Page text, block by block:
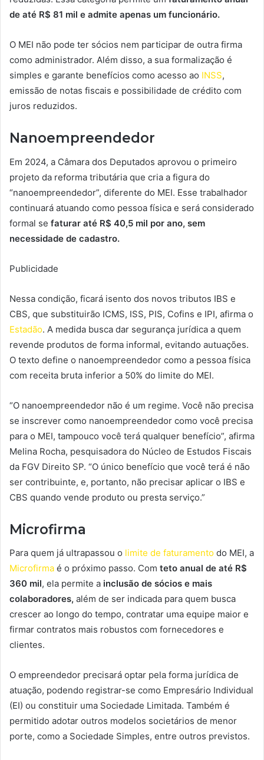
de até R$ 81 mil e admite apenas um funcionário.
O MEI não pode ter sócios nem participar de outra firma
como administrador. Além disso, a sua formalização é
simples e garante benefícios como acesso ao INSS,
emissão de notas fiscais e possibilidade de crédito com
juros reduzidos.
Nanoempreendedor
Em 2024, a Câmara dos Deputados aprovou o primeiro
projeto da reforma tributária que cria a figura do
“nanoempreendedor”, diferente do MEI. Esse trabalhador
continuará atuando como pessoa física e será considerado
formal se faturar até R$ 40,5 mil por ano, sem
necessidade de cadastro.
Publicidade
Nessa condição, ficará isento dos novos tributos IBS e
CBS, que substituirão ICMS, ISS, PIS, Cofins e IPI, afirma o
Estadão. A medida busca dar segurança jurídica a quem
revende produtos de forma informal, evitando autuações.
O texto define o nanoempreendedor como a pessoa física
com receita bruta inferior a 50% do limite do MEI.
“O nanoempreendedor não é um regime. Você não precisa
se inscrever como nanoempreendedor como você precisa
para o MEI, tampouco você terá qualquer benefício”, afirma
Melina Rocha, pesquisadora do Núcleo de Estudos Fiscais
da FGV Direito SP. “O único benefício que você terá é não
ser contribuinte, e, portanto, não precisar aplicar o IBS e
CBS quando vende produto ou presta serviço.”
Microfirma
Para quem já ultrapassou o limite de faturamento do MEI, a
Microfirma é o próximo passo. Com teto anual de até R$
360 mil, ela permite a inclusão de sócios e mais
colaboradores, além de ser indicada para quem busca
crescer ao longo do tempo, contratar uma equipe maior e
firmar contratos mais robustos com fornecedores e
clientes.
O empreendedor precisará optar pela forma jurídica de
atuação, podendo registrar-se como Empresário Individual
(EI) ou constituir uma Sociedade Limitada. Também é
permitido adotar outros modelos societários de menor
porte, como a Sociedade Simples, entre outros previstos.